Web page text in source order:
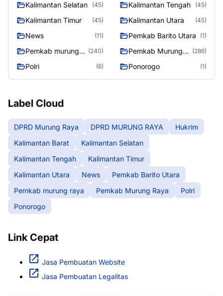
Kalimantan Selatan (45) Kalimantan Tengah (45)
Kalimantan Timur (45) Kalimantan Utara (45)
News (11) Pemkab Barito Utara (1)
Pemkab murung
(240)
Pemkab Murung
(286)
Polri (6) Ponorogo (1)
Label Cloud
DPRD Murung Raya DPRD MURUNG RAYA
Hukrim
Kalimantan Barat
Kalimantan Selatan
Kalimantan Tengah
Kalimantan Timur
Kalimantan Utara
News
Pemkab Barito Utara
Pemkab murung raya
Pemkab Murung Raya
Polri
Ponorogo
Link Cepat
Jasa Pembuatan Website
Jasa Pembuatan Legalitas